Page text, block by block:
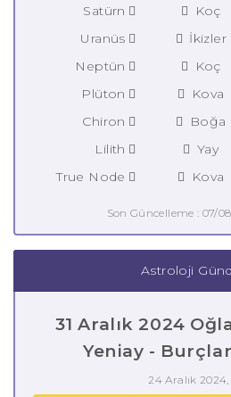
Satürn
Koç
Uranüs
İkizler
Neptün
Koç
Plüton
Kova
Chiron
Boğa
Lilith
Yay
True Node
Kova
Son Güncelleme : 07/
Astroloji
31 Aralık 2024
Yeniay -
24 Aralık 2024,